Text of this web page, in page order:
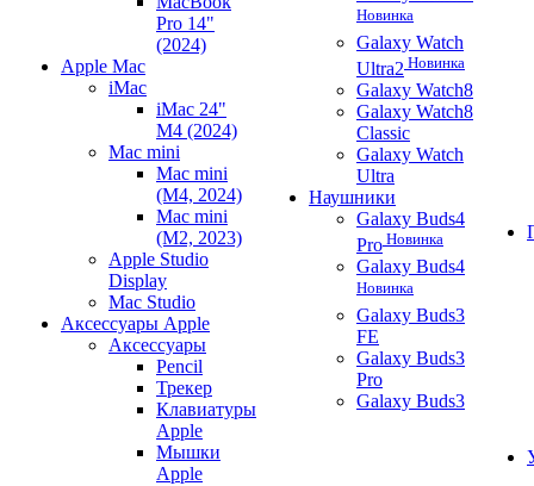
Pro 14"
(2024)
Apple Mac
iMac
iMac 24"
M4 (2024)
Mac mini
Mac mini
(M4, 2024)
Mac mini
(M2, 2023)
Apple Studio
Display
Mac Studio
Аксессуары Apple
Аксессуары
Pencil
Трекер
Клавиатуры
Apple
Мышки
Apple
Новинка
Galaxy Watch
Ultra2 Новинка
Galaxy Watch8
Galaxy Watch8
Classic
Galaxy Watch
Ultra
Наушники
Galaxy Buds4
Pro Новинка
Galaxy Buds4
Новинка
Galaxy Buds3
FE
Galaxy Buds3
Pro
Galaxy Buds3